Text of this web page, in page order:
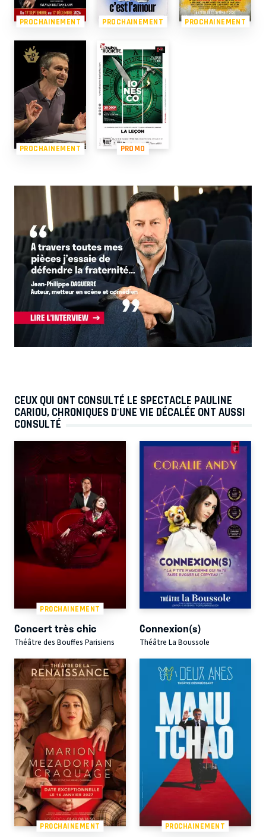
PROCHAINEMENT PROCHAINEMENT PROCHAINEMENT
PROCHAINEMENT PROMO
CEUX QUI ONT CONSULTÉ LE SPECTACLE PAULINE
CARIOU, CHRONIQUES D'UNE VIE DÉCALÉE ONT AUSSI
CONSULTÉ
PROCHAINEMENT
Concert très chic
Théâtre des Bouffes Parisiens
Connexion(s)
Théâtre La Boussole
PROCHAINEMENT PROCHAINEMENT